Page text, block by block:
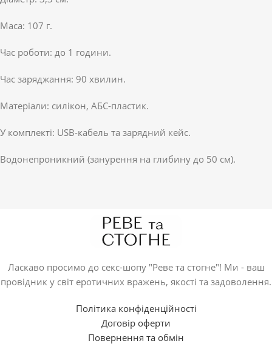
Маса: 107 г.
Час роботи: до 1 години.
Час заряджання: 90 хвилин.
Матеріали: силікон, АБС-пластик.
У комплекті: USB-кабель та зарядний кейс.
Водонепроникний (занурення на глибину до 50 см).
Ласкаво просимо до секс-шопу "Реве та стогне"! Ми - ваш
провідник у світ еротичних вражень, якості та задоволення.
Політика конфіденційності
Договір оферти
Повернення та обмін